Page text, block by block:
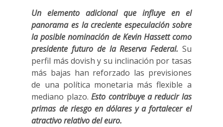
Un elemento adicional que influye en el
panorama es la creciente especulación sobre
la posible nominación de Kevin Hassett como
presidente futuro de la Reserva Federal. Su
perfil más dovish y su inclinación por tasas
más bajas han reforzado las previsiones
de una política monetaria más flexible a
mediano plazo.Esto contribuye a reducir las
primas de riesgo en dólares y a fortalecer el
atractivo relativo del euro.